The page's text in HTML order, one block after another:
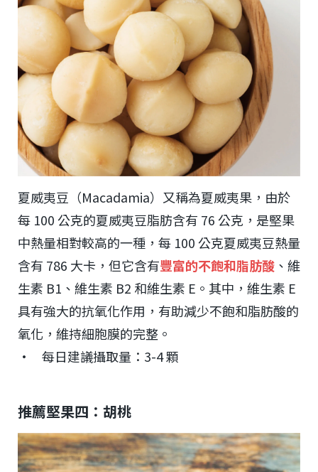
夏威夷豆（Macadamia）又稱為夏威夷果，由於
每 100 公克的夏威夷豆脂肪含有 76 公克，是堅果
中熱量相對較高的一種，每 100 公克夏威夷豆熱量
含有 786 大卡，但它含有豐富的不飽和脂肪酸 、維
生素 B1、維生素 B2 和維生素 E。其中，維生素 E
具有強大的抗氧化作用，有助減少不飽和脂肪酸的
氧化，維持細胞膜的完整。
• 每日建議攝取量：3-4 顆
推薦堅果四：胡桃